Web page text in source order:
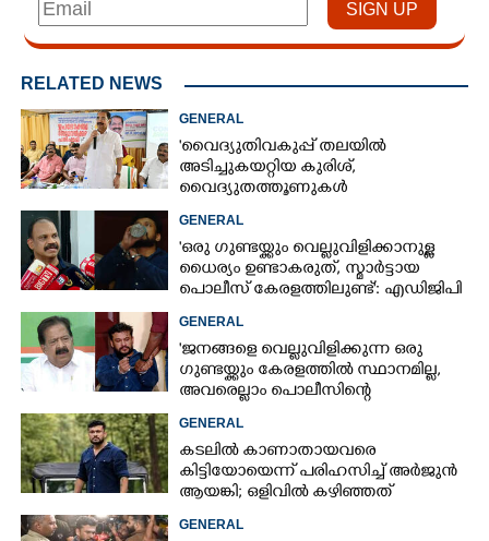
RELATED NEWS
GENERAL
'വൈദ്യുതിവകുപ്പ് തലയിൽ
അടിച്ചുകയറ്റിയ കുരിശ്‌,
വൈദ്യുതത്തൂണുകൾ
വിളിക്കുന്ന കാലമാണിത്'
GENERAL
'ഒരു ഗുണ്ടയ്ക്കും വെല്ലുവിളിക്കാനുള്ള
ധൈര്യം ഉണ്ടാകരുത്, സ്മാർട്ടായ
പൊലീസ് കേരളത്തിലുണ്ട്': എഡിജിപി
GENERAL
'ജനങ്ങളെ വെല്ലുവിളിക്കുന്ന ഒരു
ഗുണ്ടയ്ക്കും കേരളത്തിൽ സ്ഥാനമില്ല,​
അവരെല്ലാം പൊലീസിന്റെ
GENERAL
കടലിൽ കാണാതായവരെ
കിട്ടിയോയെന്ന് പരിഹസിച്ച് അർജുൻ
ആയങ്കി; ഒളിവിൽ കഴിഞ്ഞത്
GENERAL